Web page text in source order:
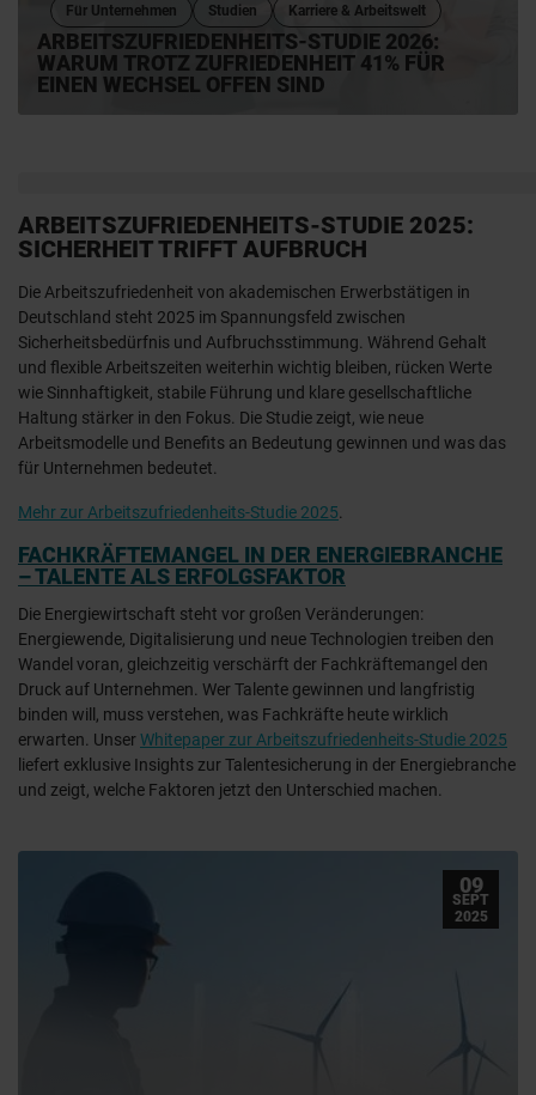
Karriere & Arbeitswelt
Studien
Für Unternehmen
ARBEITSZUFRIEDENHEITS-STUDIE 2026:
WARUM TROTZ ZUFRIEDENHEIT 41% FÜR
EINEN WECHSEL OFFEN SIND
ARBEITSZUFRIEDENHEITS-STUDIE 2025:
SICHERHEIT TRIFFT AUFBRUCH
Die Arbeitszufriedenheit von akademischen Erwerbstätigen in
Deutschland steht 2025 im Spannungsfeld zwischen
Sicherheitsbedürfnis und Aufbruchsstimmung. Während Gehalt
und flexible Arbeitszeiten weiterhin wichtig bleiben, rücken Werte
wie Sinnhaftigkeit, stabile Führung und klare gesellschaftliche
Haltung stärker in den Fokus. Die Studie zeigt, wie neue
Arbeitsmodelle und Benefits an Bedeutung gewinnen und was das
für Unternehmen bedeutet.
Mehr zur Arbeitszufriedenheits-Studie 2025
FACHKRÄFTEMANGEL IN DER ENERGIEBRANCHE
– TALENTE ALS ERFOLGSFAKTOR
Die Energiewirtschaft steht vor großen Veränderungen:
Energiewende, Digitalisierung und neue Technologien treiben den
Wandel voran, gleichzeitig verschärft der Fachkräftemangel den
Druck auf Unternehmen. Wer Talente gewinnen und langfristig
binden will, muss verstehen, was Fachkräfte heute wirklich
erwarten. UnserWhitepaper zur Arbeitszufriedenheits-Studie 2025
liefert exklusive Insights zur Talentesicherung in der Energiebranche
und zeigt, welche Faktoren jetzt den Unterschied machen.
09
SEPT
2025